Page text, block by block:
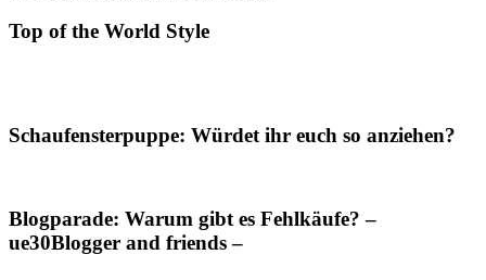
Top of the World Style
Schaufensterpuppe: Würdet ihr euch so anziehen?
Blogparade: Warum gibt es Fehlkäufe? –
ue30Blogger and friends –